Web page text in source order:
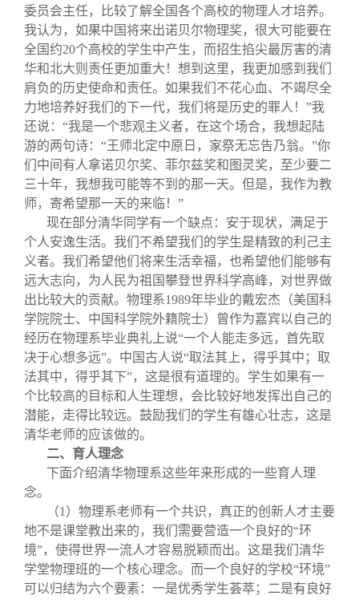
委员会主任，比较了解全国各个高校的物理人才培养。
我认为，如果中国将来出诺贝尔物理奖，很大可能要在
全国约20个高校的学生中产生，而招生掐尖最厉害的清
华和北大则责任更加重大！想到这里，我更加感到我们
肩负的历史使命和责任。如果我们不花心血、不竭尽全
力地培养好我们的下一代，我们将是历史的罪人！”我
还说：“我是一个悲观主义者，在这个场合，我想起陆
游的两句诗：“王师北定中原日，家祭无忘告乃翁。”你
们中间有人拿诺贝尔奖、菲尔兹奖和图灵奖，至少要二
三十年，我想我可能等不到的那一天。但是，我作为教
师，寄希望那一天的来临！”
现在部分清华同学有一个缺点：安于现状，满足于
个人安逸生活。我们不希望我们的学生是精致的利己主
义者。我们希望他们将来生活幸福，也希望他们能够有
远大志向，为人民为祖国攀登世界科学高峰，对世界做
出比较大的贡献。物理系1989年毕业的戴宏杰（美国科
学院院士、中国科学院外籍院士）曾作为嘉宾以自己的
经历在物理系毕业典礼上说“一个人能走多远，首先取
决于心想多远”。中国古人说“取法其上，得乎其中；取
法其中，得乎其下”，这是很有道理的。学生如果有一
个比较高的目标和人生理想，会比较好地发挥出自己的
潜能，走得比较远。鼓励我们的学生有雄心壮志，这是
清华老师的应该做的。
二、育人理念
下面介绍清华物理系这些年来形成的一些育人理
念。
（1）物理系老师有一个共识，真正的创新人才主要
地不是课堂教出来的，我们需要营造一个良好的“环
境”，使得世界一流人才容易脱颖而出。这是我们清华
学堂物理班的一个核心理念。而一个良好的学校“环境”
可以归结为六个要素：一是优秀学生荟萃；二是有良好